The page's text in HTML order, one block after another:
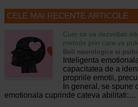
CELE MAI RECENTE ARTICOLE
Cum sa va dezvoltati
metode prin care va
Boli neurologice si
Inteligenta
capacitatea de a
propriile emotii,
In general, se spune
emotionala cuprinde cateva abilitati:…